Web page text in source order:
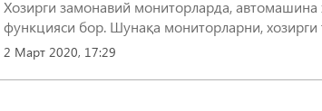
Хозирги замонавий мониторларда,
функцияси бор. Шунақа мониторларни,
2 Март 2020, 17:29